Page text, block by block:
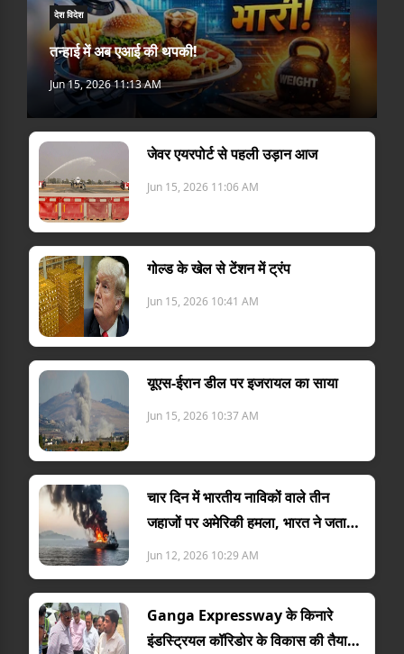
देश विदेश
तन्हाई में अब एआई की थपकी!
Jun 15, 2026 11:13 AM
जेवर एयरपोर्ट से पहली उड़ान आज
Jun 15, 2026 11:06 AM
गोल्ड के खेल से टेंशन में ट्रंप
Jun 15, 2026 10:41 AM
यूएस-ईरान डील पर इजरायल का साया
Jun 15, 2026 10:37 AM
चार दिन में भारतीय नाविकों वाले तीन
जहाजों पर अमेरिकी हमला, भारत ने जताया
विरोध
Jun 12, 2026 10:29 AM
Ganga Expressway के किनारे
इंडस्ट्रियल कॉरिडोर के विकास की तैयारी